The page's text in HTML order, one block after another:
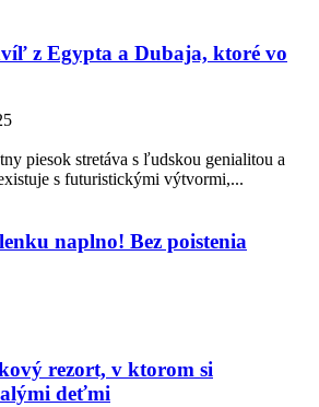
z Egypta a Dubaja, ktoré vo
piesok stretáva s ľudskou genialitou a
s futuristickými výtvormi,...
naplno! Bez poistenia
rezort, v ktorom si
deťmi